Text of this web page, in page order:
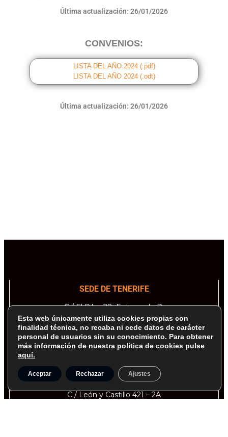
Última actualización: 26/01/2026
CONVENIOS:
LISTA DEL AÑO 2024 (.pdf)
LISTA DEL AÑO 2024 (.odt)
Última actualización: 26/01/2026
SEDE DE TENERIFE
C./ El Pilar, 28. Entresuelo D.
38002, Santa Cruz de Tenerife
Islas Canarias – España.
Tel: 922 285 035 – Fax: 922 284 361
SEDE DE GRAN CANARIA
C./ León y Castillo 421 – 2A
Esta web únicamente utiliza cookies propias con
finalidad técnica, no recaba ni cede datos de carácter
personal de usuarios sin su conocimiento. Para obtener
más información de nuestra política de cookies pulse
aquí.
Aceptar Rechazar Ajustes